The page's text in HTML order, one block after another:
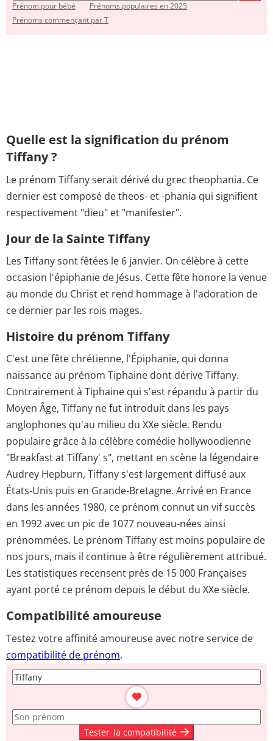
Prénom pour bébé
Prénoms populaires en 2025
Prénoms commençant par T
Quelle est la signification du prénom
Tiffany ?
Le prénom Tiffany serait dérivé du grec theophania. Ce
dernier est composé de theos- et -phania qui signifient
respectivement "dieu" et "manifester".
Jour de la Sainte Tiffany
Les Tiffany sont fêtées le 6 janvier. On célèbre à cette
occasion l'épiphanie de Jésus. Cette fête honore la venue
au monde du Christ et rend hommage à l'adoration de
ce dernier par les rois mages.
Histoire du prénom Tiffany
C'est une fête chrétienne, l'Épiphanie, qui donna
naissance au prénom Tiphaine dont dérive Tiffany.
Contrairement à Tiphaine qui s'est répandu à partir du
Moyen Âge, Tiffany ne fut introduit dans les pays
anglophones qu'au milieu du XXe siècle. Rendu
populaire grâce à la célèbre comédie hollywoodienne
"Breakfast at Tiffany' s", mettant en scène la légendaire
Audrey Hepburn, Tiffany s'est largement diffusé aux
États-Unis puis en Grande-Bretagne. Arrivé en France
dans les années 1980, ce prénom connut un vif succès
en 1992 avec un pic de 1077 nouveau-nées ainsi
prénommées. Le prénom Tiffany est moins populaire de
nos jours, mais il continue à être régulièrement attribué.
Les statistiques recensent près de 15 000 Françaises
ayant porté ce prénom depuis le début du XXe siècle.
Compatibilité amoureuse
Testez votre affinité amoureuse avec notre service de
compatibilité de prénom.
Tester la compatibilité